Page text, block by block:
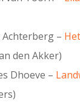
Achterberg –
den Akker)
Dhoeve –